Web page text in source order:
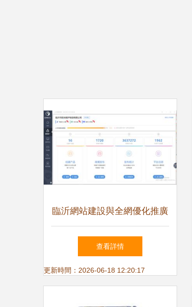
臨沂網站建設與全網優化推廣
山東鼎基信息技術助力企業數
字化轉型
查看詳情
更新時間：2026-06-18 12:20:17